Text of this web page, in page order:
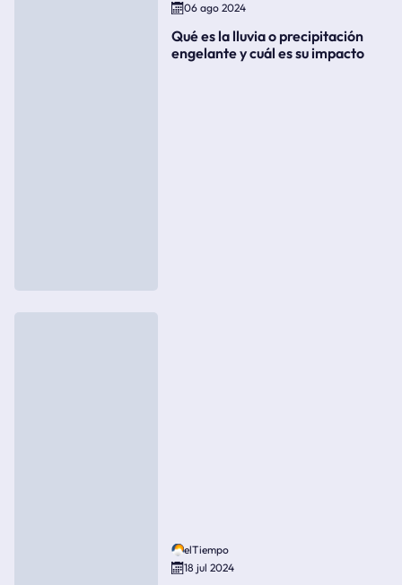
06 ago 2024
Qué es la lluvia o precipitación
engelante y cuál es su impacto
elTiempo
18 jul 2024